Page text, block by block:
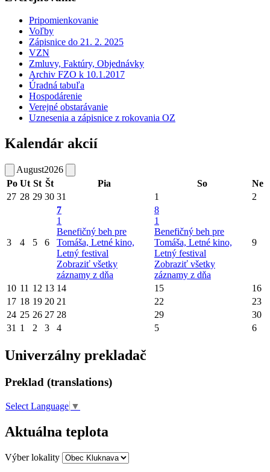
Pripomienkovanie
Voľby
Zápisnice do 21. 2. 2025
VZN
Zmluvy, Faktúry, Objednávky
Archiv FZO k 10.1.2017
Úradná tabuľa
Hospodárenie
Verejné obstarávanie
Uznesenia a zápisnice z rokovania OZ
Kalendár akcií
August2026
Po Ut St Št Pia So
Ne
27 28 29 30 31 1 2
3 4 5 6
7
1
Benefičný beh pre
Tomáša, Letné kino,
Letný festival
Zobraziť všetky
záznamy z dňa
8
1
Benefičný beh pre
Tomáša, Letné kino,
Letný festival
Zobraziť všetky
záznamy z dňa
9
10 11 12 13 14 15
16
17 18 19 20 21 22
23
24 25 26 27 28 29
30
31 1 2 3 4 5 6
Univerzálny prekladač
Preklad (translations)
Select Language ▼
Aktuálna teplota
Výber lokality